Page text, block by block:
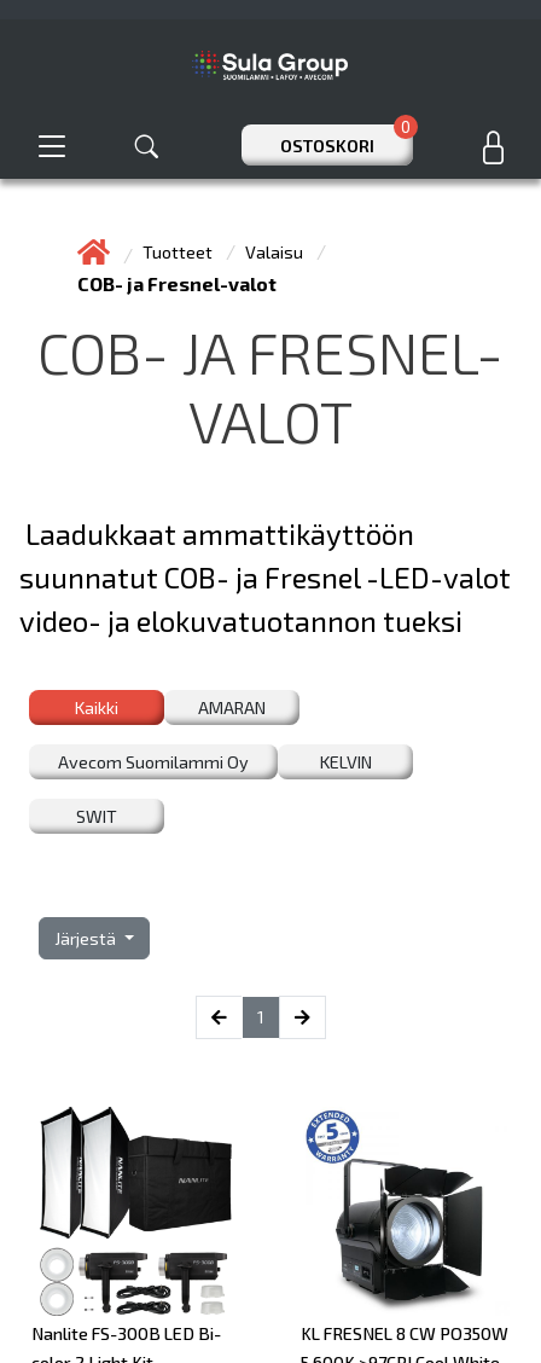
OSTOSKORI
0
Tuotteet Valaisu
COB- ja Fresnel-valot
COB- JA FRESNEL-
VALOT
Laadukkaat ammattikäyttöön
suunnatut COB- ja Fresnel -LED-valot
video- ja elokuvatuotannon tueksi
Kaikki AMARAN
Avecom Suomilammi Oy KELVIN
SWIT
Järjestä
1 (current)
Nanlite FS-300B LED Bi-
KL FRESNEL 8 CW PO350W